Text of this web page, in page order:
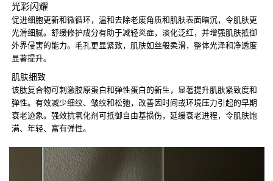
光彩闪耀
促进细胞更新和微循环，温和去除老废角质和肌肤表面暗沉，令肌肤更
光滑细腻。舒缓修护成分有助于减轻炎症，淡化泛红，并增强肌肤抵御
外界侵害的能力。毛孔更显紧致，肌肤如丝般柔滑，整体光泽和净透度
显著提升。
肌肤细致
该肽复合物可刺激胶原蛋白和弹性蛋白的新生，显著提升肌肤紧致度和
弹性。有效减少细纹、皱纹和松弛，改善因时间或环境压力引起的早期
衰老迹象。强效抗氧化剂可抵御自由基损伤，延缓衰老进程，令肌肤饱
满、年轻、富有弹性。